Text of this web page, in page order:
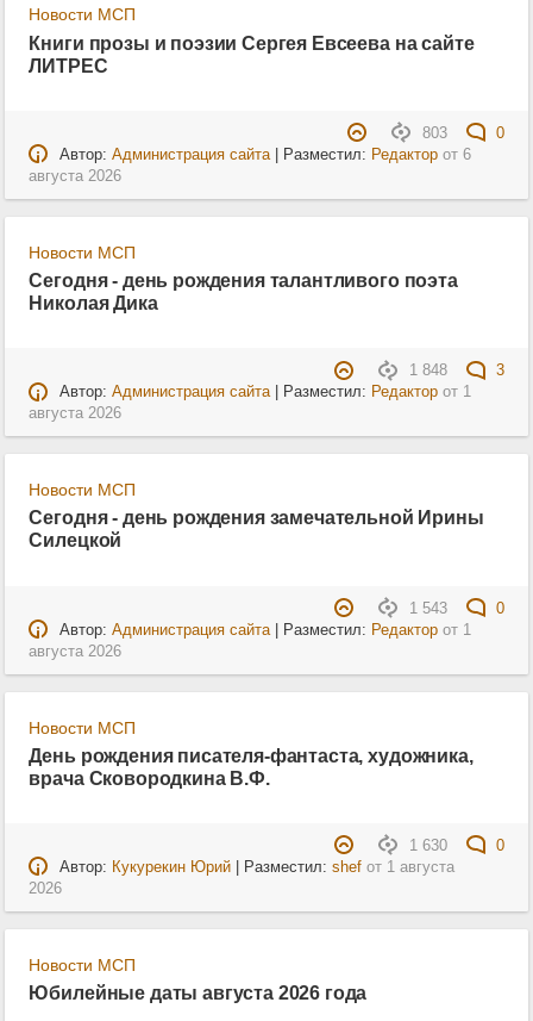
Новости МСП
Книги прозы и поэзии Сергея Евсеева на сайте
ЛИТРЕС
803
0
Автор: Администрация сайта| Разместил: Редакторот 6
августа 2026
Новости МСП
Сегодня - день рождения талантливого поэта
Николая Дика
1 848
3
Автор: Администрация сайта| Разместил: Редакторот 1
августа 2026
Новости МСП
Сегодня - день рождения замечательной Ирины
Силецкой
1 543
0
Автор: Администрация сайта| Разместил: Редакторот 1
августа 2026
Новости МСП
День рождения писателя-фантаста, художника,
врача Сковородкина В.Ф.
1 630
0
Автор: Кукурекин Юрий| Разместил: shefот 1 августа
2026
Новости МСП
Юбилейные даты августа 2026 года